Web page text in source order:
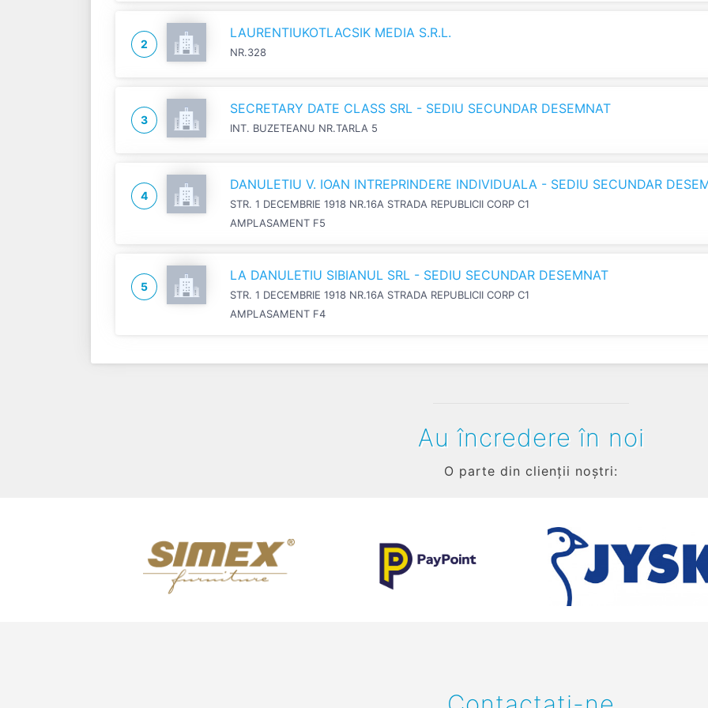
2
LAURENTIUKOTLACSIK MEDIA S.R.L.
NR.328
3
SECRETARY DATE CLASS SRL - SEDIU SECUNDAR DESEMNAT
INT. BUZETEANU NR.TARLA 5
4
DANULETIU V. IOAN INTREPRINDERE INDIVIDUALA - SEDIU SECUNDAR
STR. 1 DECEMBRIE 1918 NR.16A STRADA REPUBLICII CORP C1
AMPLASAMENT F5
5
LA DANULETIU SIBIANUL SRL - SEDIU SECUNDAR DESEMNAT
STR. 1 DECEMBRIE 1918 NR.16A STRADA REPUBLICII CORP C1
AMPLASAMENT F4
Au încredere în noi
O parte din clienții noștri:
Previous